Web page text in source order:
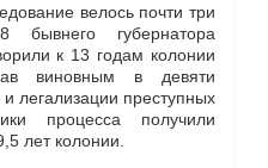
велось почти три
губернатора
к 13 годам колонии
виновным в девяти
легализации преступных
процесса получили
лет колонии.